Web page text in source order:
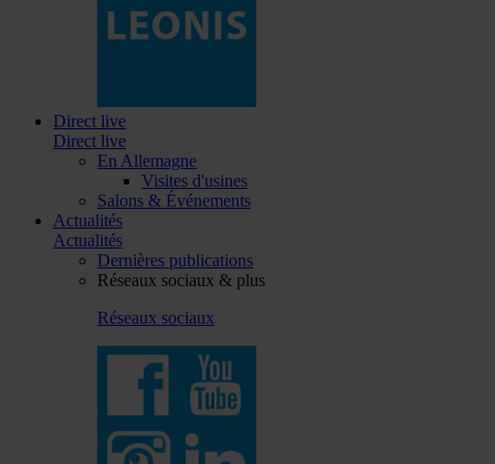
Direct live
Direct live
En Allemagne
Visites d'usines
Salons & Événements
Actualités
Actualités
Dernières publications
Réseaux sociaux & plus
Réseaux sociaux